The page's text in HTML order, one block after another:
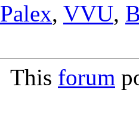
Palex, VVU,
This forum